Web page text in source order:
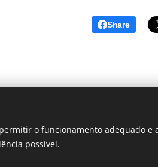
Share
o funcionamento adequado e
possível.